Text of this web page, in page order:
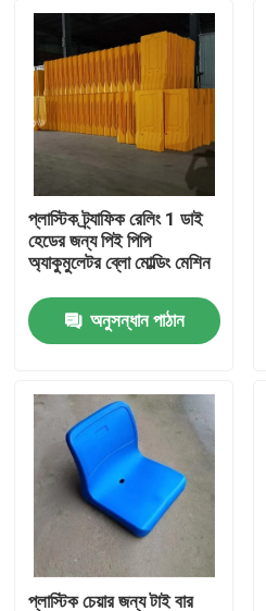
আমাদের সম্পর্কে
পরিচিতি
এক্সট্রুশন ঘা ছাঁচনির্মাণ মেশিন
স্বয়ংক্রিয় ঘা ছাঁচনির্মাণ মেশিন
প্লাস্টিকের বোতল ব্লো মোল্ডিং মেশিন
এইচডিপিই ব্লো মোল্ডিং মেশিন
পিপি ব্লো ছাঁচনির্মাণ মেশিন
উচ্চ গতি ব্লো ছাঁচনির্মাণ মেশিন
প্লাস্টিক ট্র্যাফিক রেলিং 1 ডাই
হেডের জন্য পিই পিপি
অ্যাকুমুলেটর ব্লো মোল্ডিং মেশিন
অনুসন্ধান পাঠান
প্লাস্টিক চেয়ার জন্য টাই বার